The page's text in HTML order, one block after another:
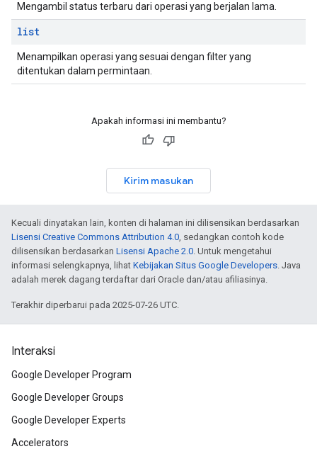
Mengambil status terbaru dari operasi yang berjalan lama.
list
Menampilkan operasi yang sesuai dengan filter yang
ditentukan dalam permintaan.
Apakah informasi ini membantu?
Kirim masukan
Kecuali dinyatakan lain, konten di halaman ini dilisensikan berdasarkan
Lisensi Creative Commons Attribution 4.0, sedangkan contoh kode
dilisensikan berdasarkan Lisensi Apache 2.0. Untuk mengetahui
informasi selengkapnya, lihat Kebijakan Situs Google Developers. Java
adalah merek dagang terdaftar dari Oracle dan/atau afiliasinya.
Terakhir diperbarui pada 2025-07-26 UTC.
Interaksi
Google Developer Program
Google Developer Groups
Google Developer Experts
Accelerators